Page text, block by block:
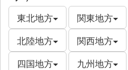
東北地方 関東地方
北陸地方
関西地方
四国地方
九州地方